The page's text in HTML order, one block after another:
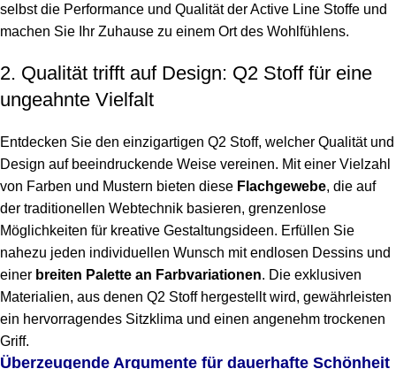
selbst die Performance und Qualität der Active Line Stoffe und
machen Sie Ihr Zuhause zu einem Ort des Wohlfühlens.
2. Qualität trifft auf Design: Q2 Stoff für eine
ungeahnte Vielfalt
Entdecken Sie den einzigartigen Q2 Stoff, welcher Qualität und
Design auf beeindruckende Weise vereinen. Mit einer Vielzahl
von Farben und Mustern bieten diese Flachgewebe, die auf
der traditionellen Webtechnik basieren, grenzenlose
Möglichkeiten für kreative Gestaltungsideen. Erfüllen Sie
nahezu jeden individuellen Wunsch mit endlosen Dessins und
einer breiten Palette an Farbvariationen. Die exklusiven
Materialien, aus denen Q2 Stoff hergestellt wird, gewährleisten
ein hervorragendes Sitzklima und einen angenehm trockenen
Griff.
Überzeugende Argumente für dauerhafte Schönheit